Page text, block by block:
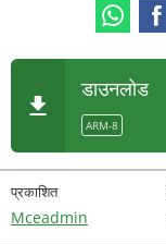
डाउनलोड
ARM-8
प्रकाशित
Mceadmin